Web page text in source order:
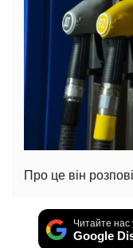
Про це він
Читайте нас
Google